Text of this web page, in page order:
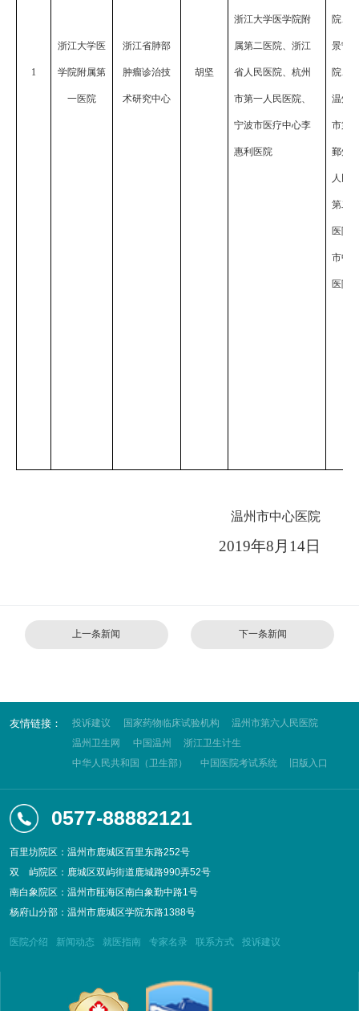
1
浙江大学医
学院附属第
一医院
浙江省肺部
肿瘤诊治技
术研究中心
胡坚
浙江大学医学院附
属第二医院、浙江
省人民医院、杭州
市第一人民医院、
宁波市医疗中心李
惠利医院
院、
景宁
院、
温州
市第
鄞州
人民
第二
医院
市中
医院
温州市中心医院
2019年8月 14日
上一条新闻 下一条新闻
友情链接： 投诉建议 国家药物临床试验机构
温州市第六人民医院
温州卫生网
中国温州
浙江卫生计生
中华人民共和国（卫生部）
中国医院考试系统 旧版入口
0577-88882121
百里坊院区：温州市鹿城区百里东路252号
双
屿院区：鹿城区双屿街道鹿城路990弄52号
南白象院区：温州市瓯海区南白象勤中路1号
杨府山分部：温州市鹿城区学院东路1388号
医院介绍 新闻动态 就医指南 专家名录 联系方式 投诉建议